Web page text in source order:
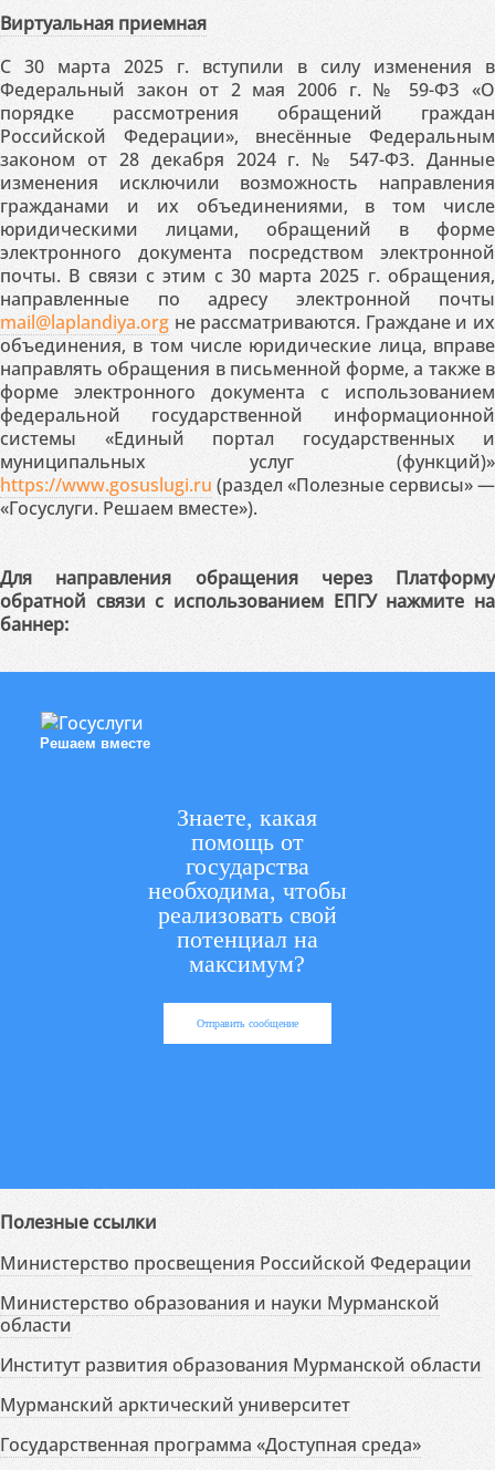
Виртуальная приемная
С 30 марта 2025 г. вступили в силу изменения в
Федеральный закон от 2 мая 2006 г. № 59-ФЗ «О
порядке рассмотрения обращений граждан
Российской Федерации», внесённые Федеральным
законом от 28 декабря 2024 г. № 547-ФЗ. Данные
изменения исключили возможность направления
гражданами и их объединениями, в том числе
юридическими лицами, обращений в форме
электронного документа посредством электронной
почты. В связи с этим с 30 марта 2025 г. обращения,
направленные по адресу электронной почты
mail@laplandiya.org не рассматриваются. Граждане и их
объединения, в том числе юридические лица, вправе
направлять обращения в письменной форме, а также в
форме электронного документа с использованием
федеральной государственной информационной
системы «Единый портал государственных и
муниципальных услуг (функций)»
https://www.gosuslugi.ru (раздел «Полезные сервисы» —
«Госуслуги. Решаем вместе»).
Для направления обращения через Платформу
обратной связи с использованием ЕПГУ нажмите на
баннер:
Решаем вместе
Знаете, какая
помощь от
государства
необходима, чтобы
реализовать свой
потенциал на
максимум?
Отправить сообщение
Полезные ссылки
Министерство просвещения Российской Федерации
Министерство образования и науки Мурманской
области
Институт развития образования Мурманской области
Мурманский арктический университет
Государственная программа «Доступная среда»